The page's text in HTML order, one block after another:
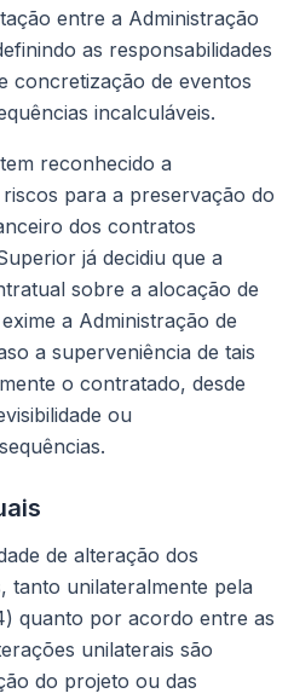
entre a Administração
as responsabilidades
concretização de eventos
incalculáveis.
reconhecido a
para a preservação do
dos contratos
já decidiu que a
sobre a alocação de
a Administração de
a superveniência de tais
o contratado, desde
ou
de alteração dos
tanto unilateralmente pela
quanto por acordo entre as
unilaterais são
do projeto ou das